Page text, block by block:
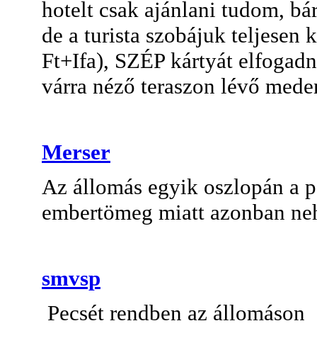
hotelt csak ajánlani tudom,
de a turista szobájuk teljesen
Ft+Ifa), SZÉP kártyát
várra néző teraszon lévő
Merser
Az állomás egyik oszlopán a
embertömeg miatt azonban
smvsp
Pecsét rendben az állomáson